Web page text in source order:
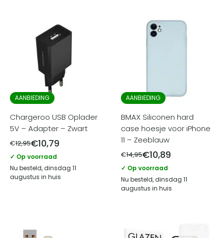
AANBIEDING
Chargeroo USB Oplader
5V – Adapter – Zwart
€12,95€10,79
✓ Op voorraad
Nu besteld, dinsdag 11
augustus in huis
AANBIEDING
BMAX Siliconen hard
case hoesje voor iPhone
11 – Zeeblauw
€14,95€10,89
✓ Op voorraad
Nu besteld, dinsdag 11
augustus in huis